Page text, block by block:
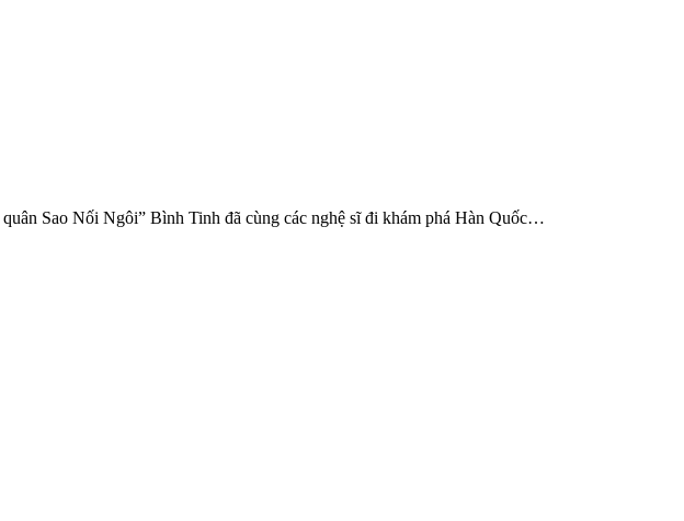
Sao Nối Ngôi” Bình Tinh đã cùng các nghệ sĩ đi khám phá Hàn Quốc…